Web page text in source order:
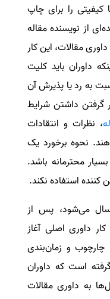
کیفیتی را برای چاپ
از نویسنده مقاله
مقالات، این کار
داوران باید کلیت
به رد یا پذیرش آن
گرفتن داشتن شرایط
، نظرات و انتقادات
نحوه برخورد یک
محترمانه باشد.
استفاده نکند.
می‌شود، پس از
داوری اصلی آغاز
و زمان‌بندی
است که داوران
به داوری مقالات